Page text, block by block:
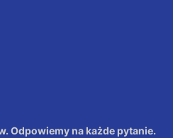
Odpowiemy na każde pytanie.